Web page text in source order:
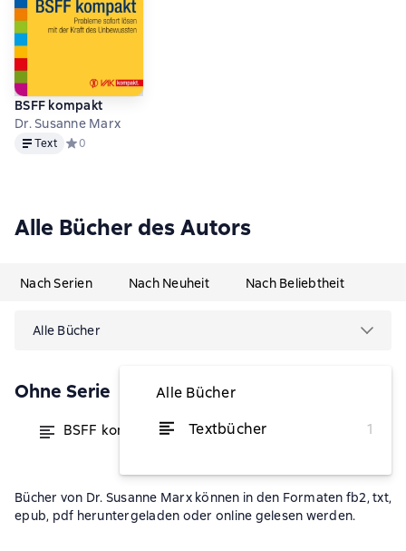
BSFF kompakt
Dr. Susanne Marx
TextText Средний рейтинг 0 на основе 0 оценок
0
Alle Bücher des Autors
Nach Serien Nach Neuheit Nach Beliebtheit
Alle Bücher
Alle Bücher
Textbücher
1
Ohne Serie
BSFF kompakt von 5,99 €
Bücher von Dr. Susanne Marx können in den Formaten fb2, txt,
epub, pdf heruntergeladen oder online gelesen werden.